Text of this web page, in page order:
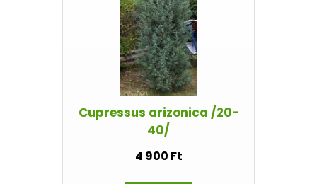
Cupressus arizonica /20-
40/
4 900 Ft